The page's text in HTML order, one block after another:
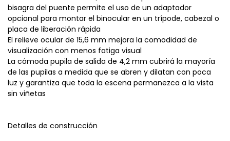
bisagra del puente permite el uso de un adaptador
opcional para montar el binocular en un trípode, cabezal o
placa de liberación rápida
El relieve ocular de 15,6 mm mejora la comodidad de
visualización con menos fatiga visual
La cómoda pupila de salida de 4,2 mm cubrirá la mayoría
de las pupilas a medida que se abren y dilatan con poca
luz y garantiza que toda la escena permanezca a la vista
sin viñetas
Detalles de construcción